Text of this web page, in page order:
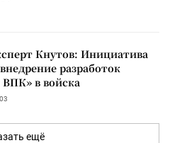
Кнутов: Инициатива
разработок
в войска
ещё